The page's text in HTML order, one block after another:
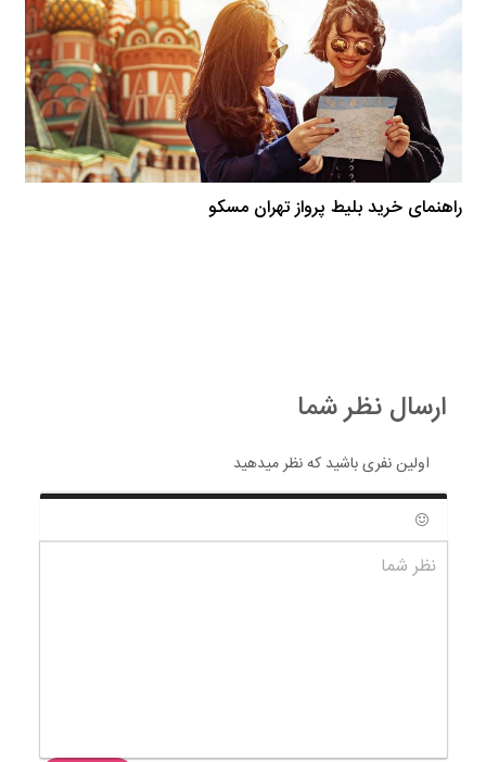
راهنمای خرید بلیط پرواز تهران مسکو
ارسال نظر شما
اولین نفری باشید که نظر میدهید
شکلک ها
نظر شما